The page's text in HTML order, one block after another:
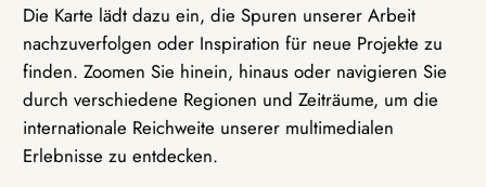
Die Karte lädt dazu ein, die Spuren unserer Arbeit
nachzuverfolgen oder Inspiration für neue Projekte zu
finden. Zoomen Sie hinein, hinaus oder navigieren Sie
durch verschiedene Regionen und Zeiträume, um die
internationale Reichweite unserer multimedialen
Erlebnisse zu entdecken.